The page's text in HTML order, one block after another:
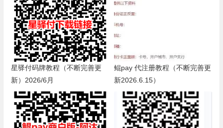
星驿付码牌教程（不断完善更
新）2026/6月
鲲pay 代注册教程（不断完善更
新2026.6.15）